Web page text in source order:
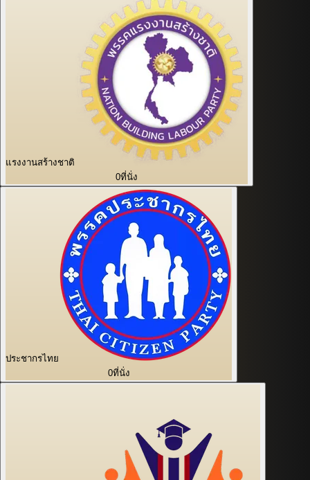
แรงงานสร้างชาติ
0ที่นั่ง
ประชากรไทย
0ที่นั่ง